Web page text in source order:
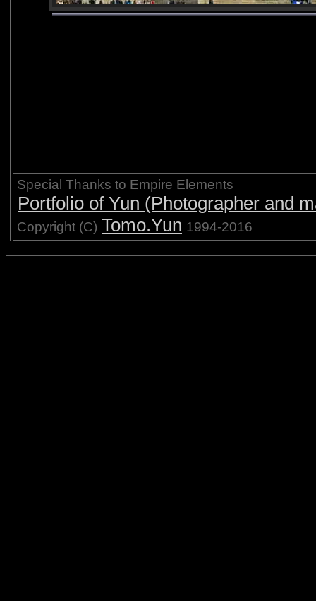
Special Thanks to Empire Elements
Portfolio of Yun (Photographer and
Copyright (C) Tomo.Yun 1994-2016